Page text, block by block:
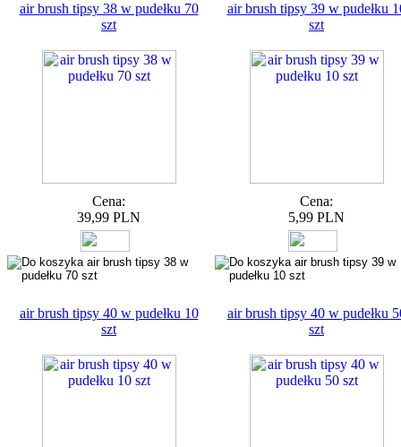
air brush tipsy 38 w pudełku 70
szt
Cena:
39,99 PLN
air brush tipsy 39 w pudełku
szt
Cena:
5,99 PLN
air brush tipsy 40 w pudełku 10
szt
air brush tipsy 40 w pudełku
szt